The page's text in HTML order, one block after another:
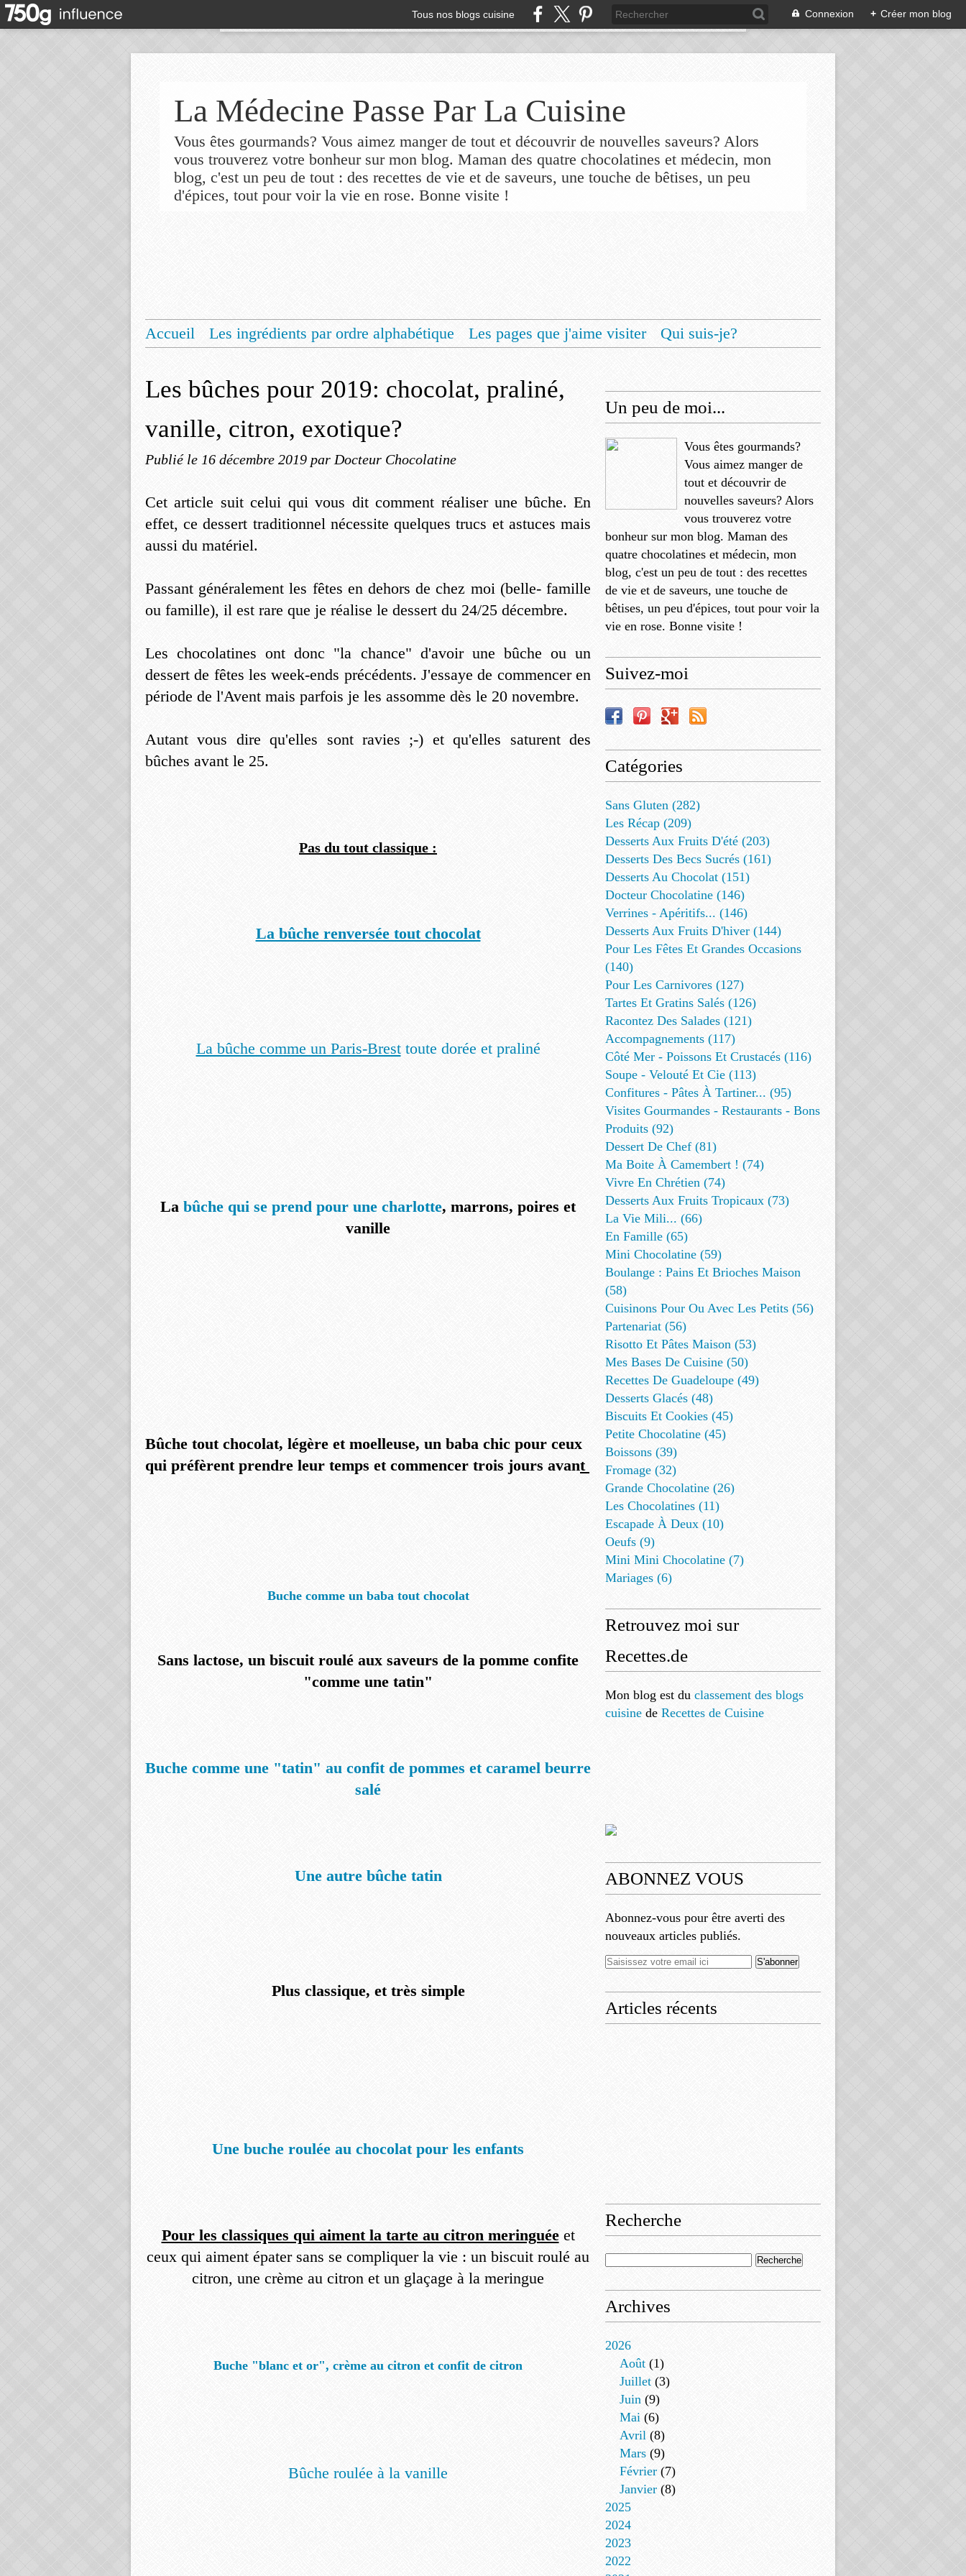
Tous nos blogs cuisine Connexion + Créer mon blog
La Médecine Passe Par La Cuisine
Vous êtes gourmands? Vous aimez manger de tout et découvrir de nouvelles saveurs? Alors
vous trouverez votre bonheur sur mon blog. Maman des quatre chocolatines et médecin, mon
blog, c'est un peu de tout : des recettes de vie et de saveurs, une touche de bêtises, un peu
d'épices, tout pour voir la vie en rose. Bonne visite !
Accueil Les ingrédients par ordre alphabétique Les pages que j'aime visiter
Qui suis-je?
Les bûches pour 2019: chocolat, praliné,
vanille, citron, exotique?
Publié le 16 décembre 2019 par Docteur Chocolatine
Cet article suit celui qui vous dit comment réaliser une bûche. En
effet, ce dessert traditionnel nécessite quelques trucs et astuces mais
aussi du matériel.
Passant généralement les fêtes en dehors de chez moi (belle- famille
ou famille), il est rare que je réalise le dessert du 24/25 décembre.
Les chocolatines ont donc "la chance" d'avoir une bûche ou un
dessert de fêtes les week-ends précédents. J'essaye de commencer en
période de l'Avent mais parfois je les assomme dès le 20 novembre.
Autant vous dire qu'elles sont ravies ;-) et qu'elles saturent des
bûches avant le 25.
Pas du tout classique :
La bûche renversée tout chocolat
La bûche comme un Paris-Bresttoute dorée et praliné
La bûche qui se prend pour une charlotte, marrons, poires et
vanille
Bûche tout chocolat, légère et moelleuse, un baba chic pour ceux
qui préfèrent prendre leur temps et commencer trois jours avant
Buche comme un baba tout chocolat
Sans lactose, un biscuit roulé aux saveurs de la pomme confite
"comme une tatin"
Buche comme une "tatin" au confit de pommes et caramel beurre
salé
Une autre bûche tatin
Plus classique, et très simple
Une buche roulée au chocolat pour les enfants
Pour les classiques qui aiment la tarte au citron meringuéeet
ceux qui aiment épater sans se compliquer la vie : un biscuit roulé au
citron, une crème au citron et un glaçage à la meringue
Buche "blanc et or", crème au citron et confit de citron
Bûche roulée à la vanille
Un peu de moi...
Vous êtes gourmands?
Vous aimez manger de
tout et découvrir de
nouvelles saveurs? Alors
vous trouverez votre
bonheur sur mon blog. Maman des
quatre chocolatines et médecin, mon
blog, c'est un peu de tout : des recettes
de vie et de saveurs, une touche de
bêtises, un peu d'épices, tout pour voir la
vie en rose. Bonne visite !
Suivez-moi
Catégories
Sans Gluten (282)
Les Récap (209)
Desserts Aux Fruits D'été (203)
Desserts Des Becs Sucrés (161)
Desserts Au Chocolat (151)
Docteur Chocolatine (146)
Verrines - Apéritifs... (146)
Desserts Aux Fruits D'hiver (144)
Pour Les Fêtes Et Grandes Occasions
(140)
Pour Les Carnivores (127)
Tartes Et Gratins Salés (126)
Racontez Des Salades (121)
Accompagnements (117)
Côté Mer - Poissons Et Crustacés (116)
Soupe - Velouté Et Cie (113)
Confitures - Pâtes À Tartiner... (95)
Visites Gourmandes - Restaurants - Bons
Produits (92)
Dessert De Chef (81)
Ma Boite À Camembert ! (74)
Vivre En Chrétien (74)
Desserts Aux Fruits Tropicaux (73)
La Vie Mili... (66)
En Famille (65)
Mini Chocolatine (59)
Boulange : Pains Et Brioches Maison
(58)
Cuisinons Pour Ou Avec Les Petits (56)
Partenariat (56)
Risotto Et Pâtes Maison (53)
Mes Bases De Cuisine (50)
Recettes De Guadeloupe (49)
Desserts Glacés (48)
Biscuits Et Cookies (45)
Petite Chocolatine (45)
Boissons (39)
Fromage (32)
Grande Chocolatine (26)
Les Chocolatines (11)
Escapade À Deux (10)
Oeufs (9)
Mini Mini Chocolatine (7)
Mariages (6)
Retrouvez moi sur
Recettes.de
Mon blog est du classement des blogs
cuisine de Recettes de Cuisine
ABONNEZ VOUS
Abonnez-vous pour être averti des
nouveaux articles publiés.
Articles récents
Recherche
Archives
2026
Août (1)
Juillet (3)
Juin (9)
Mai (6)
Avril (8)
Mars (9)
Février (7)
Janvier (8)
2025
2024
2023
2022